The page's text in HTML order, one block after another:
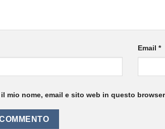
Email*
il mio nome, email e sito web in questo